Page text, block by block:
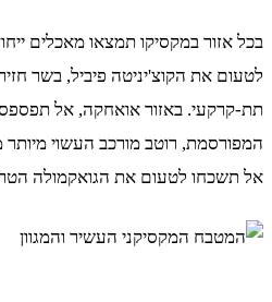
בכל אזור במקסיקו תמצאו מאכלים
לטעום את הקוצ'יניטה פיביל, בשר
תת-קרקעי. באזור אואחקה, אל
אל תשכחו לטעום את הגואקמולה